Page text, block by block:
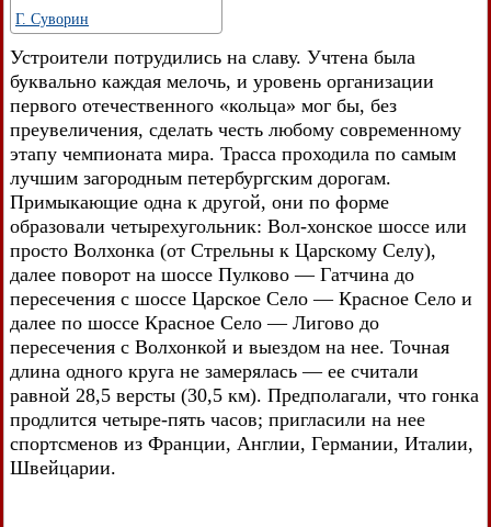
Г. Суворин
Устроители потрудились на славу. Учтена была
буквально каждая мелочь, и уровень организации
первого отечественного «кольца» мог бы, без
преувеличения, сделать честь любому современному
этапу чемпионата мира. Трасса проходила по самым
лучшим загородным петербургским дорогам.
Примыкающие одна к другой, они по форме
образовали четырехугольник: Вол-хонское шоссе или
просто Волхонка (от Стрельны к Царскому Селу),
далее поворот на шоссе Пулково — Гатчина до
пересечения с шоссе Царское Село — Красное Село и
далее по шоссе Красное Село — Лигово до
пересечения с Волхонкой и выездом на нее. Точная
длина одного круга не замерялась — ее считали
равной 28,5 версты (30,5 км). Предполагали, что гонка
продлится четыре-пять часов; пригласили на нее
спортсменов из Франции, Англии, Германии, Италии,
Швейцарии.